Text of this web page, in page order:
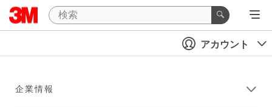
アカウント
企業情報